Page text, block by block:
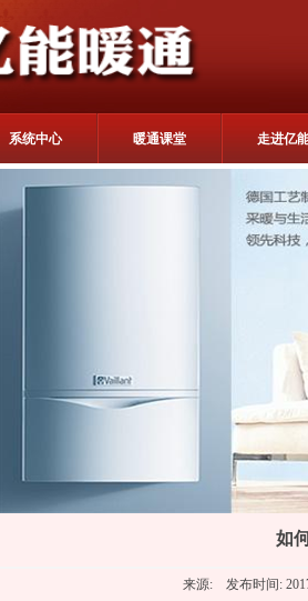
系统中心 暖通课堂 走进亿
如
来源: 发布时间: